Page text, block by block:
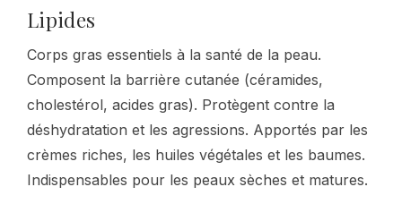
Lipides
Corps gras essentiels à la santé de la peau.
Composent la barrière cutanée (céramides,
cholestérol, acides gras). Protègent contre la
déshydratation et les agressions. Apportés par les
crèmes riches, les huiles végétales et les baumes.
Indispensables pour les peaux sèches et matures.